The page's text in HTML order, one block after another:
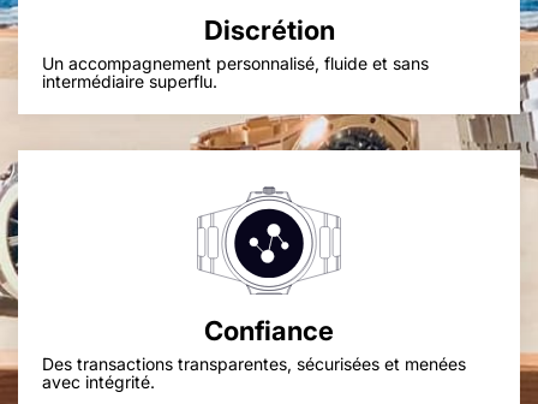
Discrétion
Un accompagnement personnalisé, fluide et sans
intermédiaire superflu.
Confiance
Des transactions transparentes, sécurisées et menées
avec intégrité.